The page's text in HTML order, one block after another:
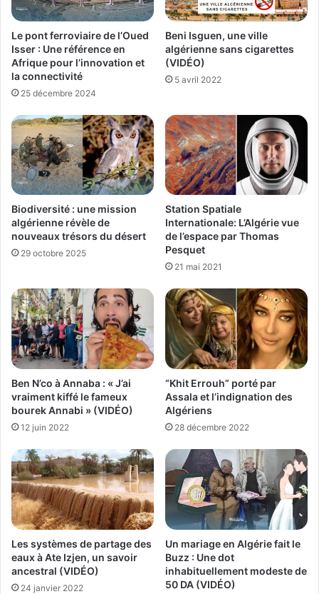
Le pont ferroviaire de l’Oued
Isser : Une référence en
Afrique pour l’innovation et
la connectivité
25 décembre 2024
Beni Isguen, une ville
algérienne sans cigarettes
(VIDÉO)
5 avril 2022
Biodiversité : une mission
algérienne révèle de
nouveaux trésors du désert
29 octobre 2025
Station Spatiale
Internationale: L’Algérie vue
de l’espace par Thomas
Pesquet
21 mai 2021
Ben N’co à Annaba : « J’ai
vraiment kiffé le fameux
bourek Annabi » (VIDÉO)
12 juin 2022
“Khit Errouh” porté par
Assala et l’indignation des
Algériens
28 décembre 2022
Les systèmes de partage des
eaux à Ate Izjen, un savoir
ancestral (VIDÉO)
24 janvier 2022
Un mariage en Algérie fait le
Buzz : Une dot
inhabituellement modeste de
50 DA (VIDÉO)